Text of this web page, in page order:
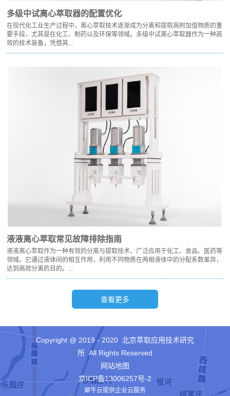
多级中试离心萃取器的配置优化
在现代化工业生产过程中，离心萃取技术逐渐成为分离和提取高附加值物质的重
要手段，尤其是在化工、制药以及环保等领域。多级中试离心萃取器作为一种高
效的技术装备，凭借其...
液液离心萃取常见故障排除指南
液液离心萃取作为一种有效的分离与提取技术，广泛应用于化工、食品、医药等
领域。它通过液体间的相互作用，利用不同物质在两相液体中的分配系数差异，
达到高效分离的目的。...
Copyright @ 2019 - 2020 北京萃取应用技术研究
所 All Rights Reserved
网站地图
京ICP备13006257号-2
犀牛云提供企业云服务